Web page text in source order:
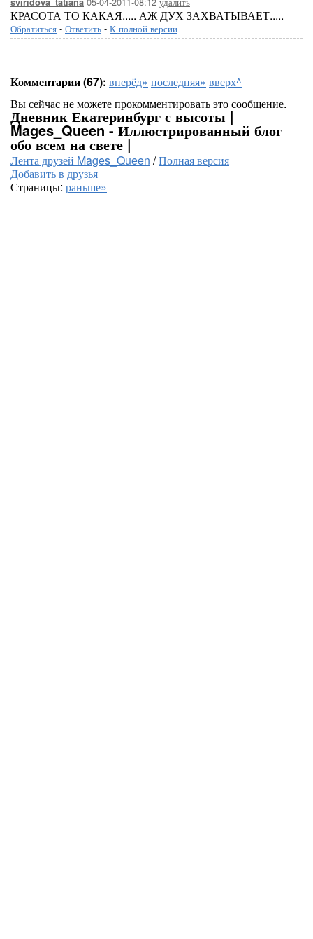
КРАСОТА ТО КАКАЯ..... АЖ ДУХ ЗАХВАТЫВАЕТ.....
Обратиться - Ответить - К полной версии
Комментарии (67): вперёд» последняя» вверх^
Вы сейчас не можете прокомментировать это сообщение.
Дневник Екатеринбург с высоты |
Mages_Queen - Иллюстрированный блог
обо всем на свете |
Лента друзей Mages_Queen /Полная версия
Добавить в друзья
Страницы: раньше»